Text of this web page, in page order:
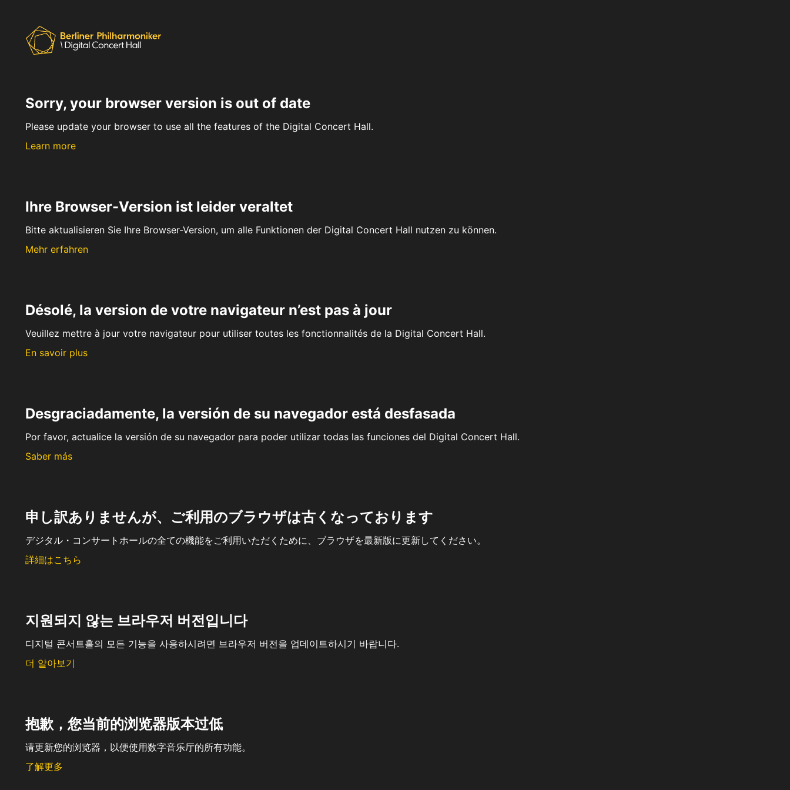
Sorry, your browser version is out of date
Please update your browser to use all the features of the Digital Concert Hall.
Learn more
Ihre Browser-Version ist leider veraltet
Bitte aktualisieren Sie Ihre Browser-Version, um alle Funktionen der Digital Concert Hall nutzen zu können.
Mehr erfahren
Désolé, la version de votre navigateur n’est pas à jour
Veuillez mettre à jour votre navigateur pour utiliser toutes les fonctionnalités de la Digital Concert Hall.
En savoir plus
Desgraciadamente, la versión de su navegador está desfasada
Por favor, actualice la versión de su navegador para poder utilizar todas las funciones del Digital Concert Hall.
Saber más
申し訳ありませんが、ご利用のブラウザは古くなっております
デジタル・コンサートホールの全ての機能をご利用いただくために、ブラウザを最新版に更新してください。
詳細はこちら
지원되지 않는 브라우저 버전입니다
디지털 콘서트홀의 모든 기능을 사용하시려면 브라우저 버전을 업데이트하시기 바랍니다.
더 알아보기
抱歉，您当前的浏览器版本过低
请更新您的浏览器，以便使用数字音乐厅的所有功能。
了解更多